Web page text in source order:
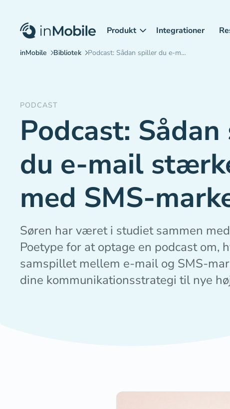
Produkt Integrationer
PODCAST
Podcast:
du e-mail
med SMS-
Søren har været i studiet sammen
Poetype for at optage en podcast om,
samspillet mellem e-mail og SMS-
dine kommunikationsstrategi til nye